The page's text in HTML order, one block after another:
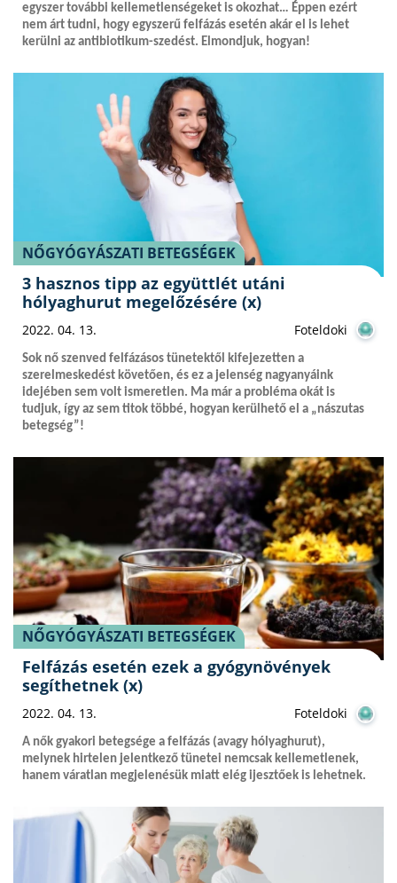
egyszer további kellemetlenségeket is okozhat… Éppen ezért
nem árt tudni, hogy egyszerű felfázás esetén akár el is lehet
kerülni az antibiotikum-szedést. Elmondjuk, hogyan!
NŐGYÓGYÁSZATI BETEGSÉGEK
3 hasznos tipp az együttlét utáni
hólyaghurut megelőzésére (x)
2022. 04. 13. Foteldoki
Sok nő szenved felfázásos tünetektől kifejezetten a
szerelmeskedést követően, és ez a jelenség nagyanyáink
idejében sem volt ismeretlen. Ma már a probléma okát is
tudjuk, így az sem titok többé, hogyan kerülhető el a „nászutas
betegség”!
NŐGYÓGYÁSZATI BETEGSÉGEK
Felfázás esetén ezek a gyógynövények
segíthetnek (x)
2022. 04. 13. Foteldoki
A nők gyakori betegsége a felfázás (avagy hólyaghurut),
melynek hirtelen jelentkező tünetei nemcsak kellemetlenek,
hanem váratlan megjelenésük miatt elég ijesztőek is lehetnek.